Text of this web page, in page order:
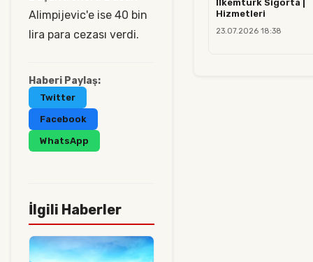
Alimpijevic'e ise 40 bin
lira para cezası verdi.
Haberi Paylaş:
Twitter
Facebook
WhatsApp
İlgili Haberler
İlkemtürk Sigorta |
Hizmetleri
23.07.2026 18:38